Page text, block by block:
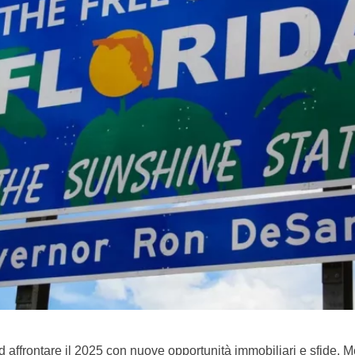
il 2025 con nuove opportunità immobiliari e sfide.